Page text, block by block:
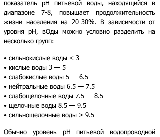
показатель pH питьевой воды, находящийся в
диапазоне 7-8, повышает продолжительность
жизни населения на 20-30%. В зависимости от
уровня рН, вОды можно условно разделить на
несколько групп:
• сильнокислые воды < 3
• кислые воды 3 — 5
• слабокислые воды 5 — 6.5
• нейтральные воды 6.5 — 7.5
• слабощелочные воды 7.5 — 8.5
• щелочные воды 8.5 — 9.5
• сильнощелочные воды > 9.5
Обычно уровень рН питьевой водопроводной